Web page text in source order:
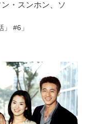
・スンホン、ソ
#6」